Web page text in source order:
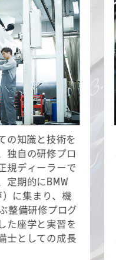
の知識と技術を
独自の研修プロ
規ディーラーで
定期的にBMW
に集まり、機
整備研修プログ
た座学と実習を
士としての成長